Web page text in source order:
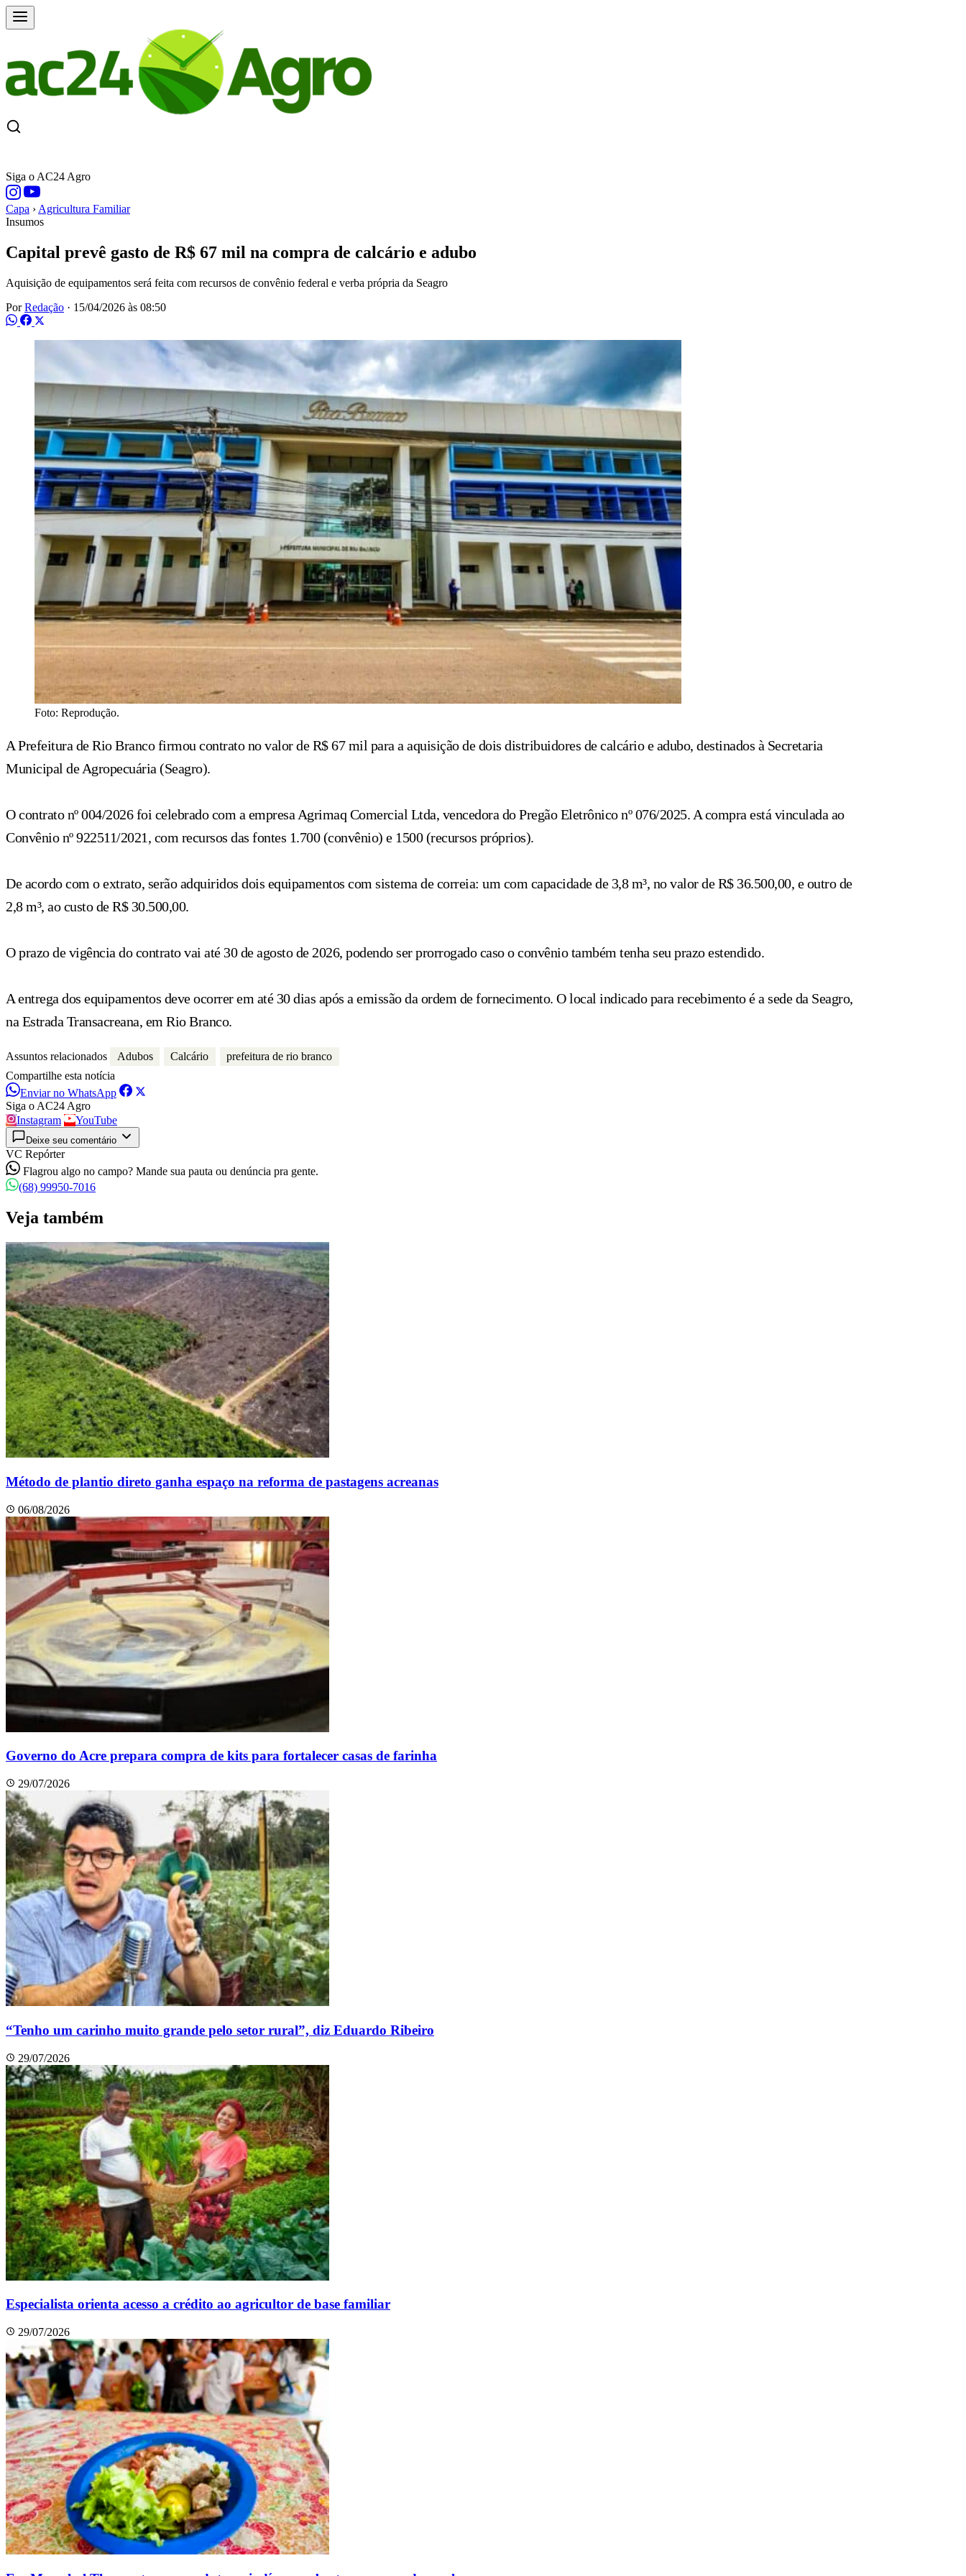
Siga o AC24 Agro
Capa › Agricultura Familiar
Insumos
Capital prevê gasto de R$ 67 mil na compra de calcário e adubo
Aquisição de equipamentos será feita com recursos de convênio federal e verba própria da Seagro
PorRedação · 15/04/2026 às 08:50
Foto: Reprodução.
A Prefeitura de Rio Branco firmou contrato no valor de R$ 67 mil para a aquisição de dois distribuidores de calcário e adubo, destinados à Secretaria
Municipal de Agropecuária (Seagro).
O contrato nº 004/2026 foi celebrado com a empresa Agrimaq Comercial Ltda, vencedora do Pregão Eletrônico nº 076/2025. A compra está vinculada ao
Convênio nº 922511/2021, com recursos das fontes 1.700 (convênio) e 1500 (recursos próprios).
De acordo com o extrato, serão adquiridos dois equipamentos com sistema de correia: um com capacidade de 3,8 m³, no valor de R$ 36.500,00, e outro de
2,8 m³, ao custo de R$ 30.500,00.
O prazo de vigência do contrato vai até 30 de agosto de 2026, podendo ser prorrogado caso o convênio também tenha seu prazo estendido.
A entrega dos equipamentos deve ocorrer em até 30 dias após a emissão da ordem de fornecimento. O local indicado para recebimento é a sede da Seagro,
na Estrada Transacreana, em Rio Branco.
Assuntos relacionados Adubos Calcário
prefeitura de rio branco
Compartilhe esta notícia
Enviar no WhatsApp
Siga o AC24 Agro
Instagram
YouTube
Deixe seu comentário
VC Repórter
Flagrou algo no campo? Mande sua pauta ou denúncia pra gente.
(68) 99950-7016
Veja também
Método de plantio direto ganha espaço na reforma de pastagens acreanas
06/08/2026
Governo do Acre prepara compra de kits para fortalecer casas de farinha
29/07/2026
“Tenho um carinho muito grande pelo setor rural”, diz Eduardo Ribeiro
29/07/2026
Especialista orienta acesso a crédito ao agricultor de base familiar
29/07/2026